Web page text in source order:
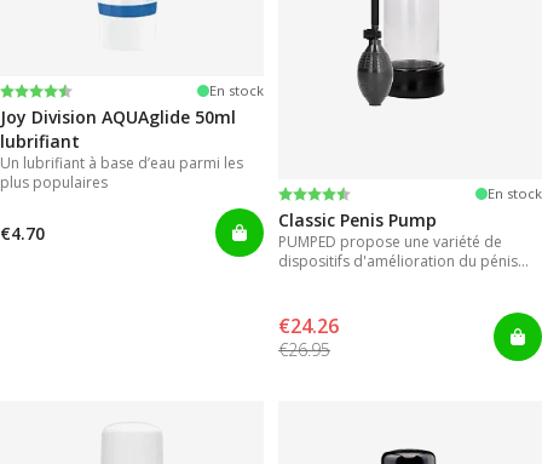
Note:
4.2 sur 5 étoiles En stock
Joy Division AQUAglide 50ml
lubrifiant
Un lubrifiant à base d’eau parmi les
plus populaires
€4.70
Note:
4.3 sur 5 étoiles En stock
Classic Penis Pump
PUMPED propose une variété de
dispositifs d'amélioration du pénis
€24.26
€26.95